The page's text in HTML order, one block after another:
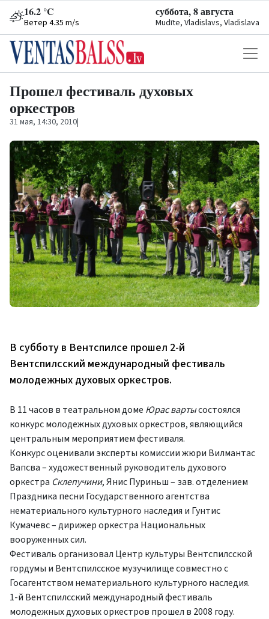
16.2 °C
Ветер 4.35 m/s
суббота, 8 августа
Mudīte, Vladislavs, Vladislava
Прошел фестиваль духовых
оркестров
31 мая, 14:30, 2010|
В субботу в Вентспилсе прошел 2-й
Вентспилсский международный фестиваль
молодежных духовых оркестров.
В 11 часов в театральном доме Юрас вартысостоялся
конкурс молодежных духовых оркестров, являющийся
центральным мероприятием фестиваля.
Конкурс оценивали эксперты комиссии жюри Вилмантас
Вапсва – художественный руководитель духового
оркестра Склепучини, Янис Пуриньш – зав. отделением
Праздника песни Государственного агентства
нематериального культурного наследия и Гунтис
Кумачевс – дирижер оркестра Национальных
вооруженных сил.
Фестиваль организовал Центр культуры Вентспилсской
гордумы и Вентспилсское музучилище совместно с
Госагентством нематериального культурного наследия.
1-й Вентспилсский международный фестиваль
молодежных духовых оркестров прошел в 2008 году.